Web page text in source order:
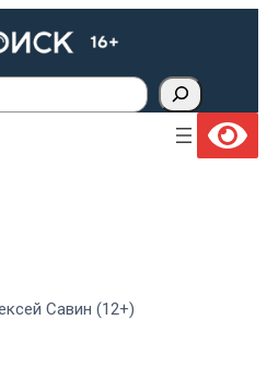
Савин (12+)